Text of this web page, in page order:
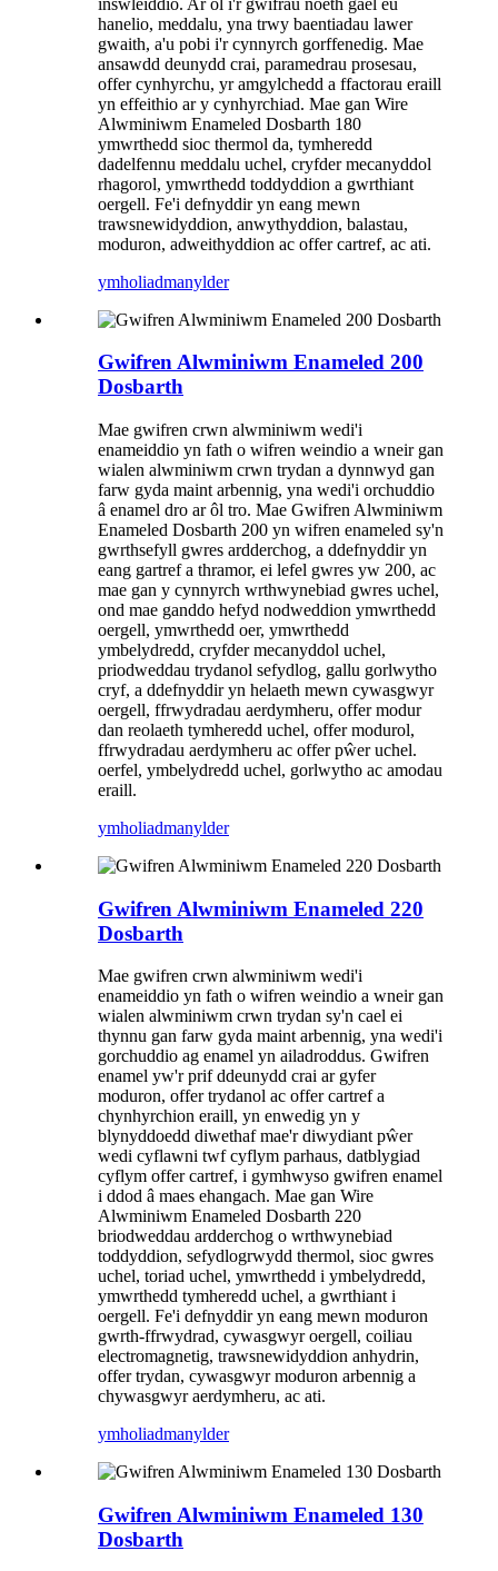
hanelio, meddalu, yna trwy baentiadau lawer
gwaith, a'u pobi i'r cynnyrch gorffenedig. Mae
ansawdd deunydd crai, paramedrau prosesau,
offer cynhyrchu, yr amgylchedd a ffactorau eraill
yn effeithio ar y cynhyrchiad. Mae gan Wire
Alwminiwm Enameled Dosbarth 180
ymwrthedd sioc thermol da, tymheredd
dadelfennu meddalu uchel, cryfder mecanyddol
rhagorol, ymwrthedd toddyddion a gwrthiant
oergell. Fe'i defnyddir yn eang mewn
trawsnewidyddion, anwythyddion, balastau,
moduron, adweithyddion ac offer cartref, ac ati.
ymholiadmanylder
Gwifren Alwminiwm Enameled 200
Dosbarth
Mae gwifren crwn alwminiwm wedi'i
enameiddio yn fath o wifren weindio a wneir gan
wialen alwminiwm crwn trydan a dynnwyd gan
farw gyda maint arbennig, yna wedi'i orchuddio
â enamel dro ar ôl tro. Mae Gwifren Alwminiwm
Enameled Dosbarth 200 yn wifren enameled sy'n
gwrthsefyll gwres ardderchog, a ddefnyddir yn
eang gartref a thramor, ei lefel gwres yw 200, ac
mae gan y cynnyrch wrthwynebiad gwres uchel,
ond mae ganddo hefyd nodweddion ymwrthedd
oergell, ymwrthedd oer, ymwrthedd
ymbelydredd, cryfder mecanyddol uchel,
priodweddau trydanol sefydlog, gallu gorlwytho
cryf, a ddefnyddir yn helaeth mewn cywasgwyr
oergell, ffrwydradau aerdymheru, offer modur
dan reolaeth tymheredd uchel, offer modurol,
ffrwydradau aerdymheru ac offer pŵer uchel.
oerfel, ymbelydredd uchel, gorlwytho ac amodau
eraill.
ymholiadmanylder
Gwifren Alwminiwm Enameled 220
Dosbarth
Mae gwifren crwn alwminiwm wedi'i
enameiddio yn fath o wifren weindio a wneir gan
wialen alwminiwm crwn trydan sy'n cael ei
thynnu gan farw gyda maint arbennig, yna wedi'i
gorchuddio ag enamel yn ailadroddus. Gwifren
enamel yw'r prif ddeunydd crai ar gyfer
moduron, offer trydanol ac offer cartref a
chynhyrchion eraill, yn enwedig yn y
blynyddoedd diwethaf mae'r diwydiant pŵer
wedi cyflawni twf cyflym parhaus, datblygiad
cyflym offer cartref, i gymhwyso gwifren enamel
i ddod â maes ehangach. Mae gan Wire
Alwminiwm Enameled Dosbarth 220
briodweddau ardderchog o wrthwynebiad
toddyddion, sefydlogrwydd thermol, sioc gwres
uchel, toriad uchel, ymwrthedd i ymbelydredd,
ymwrthedd tymheredd uchel, a gwrthiant i
oergell. Fe'i defnyddir yn eang mewn moduron
gwrth-ffrwydrad, cywasgwyr oergell, coiliau
electromagnetig, trawsnewidyddion anhydrin,
offer trydan, cywasgwyr moduron arbennig a
chywasgwyr aerdymheru, ac ati.
ymholiadmanylder
Gwifren Alwminiwm Enameled 130
Dosbarth